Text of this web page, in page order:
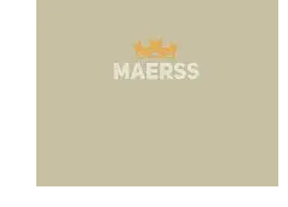
гр.10
Длина (Ваш Выбор)